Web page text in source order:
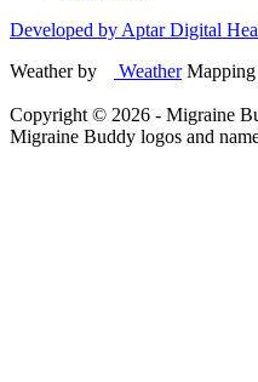
Developed by Aptar Digital
Weather by
Weather
Copyright © 2026 - Migraine
Migraine Buddy logos and